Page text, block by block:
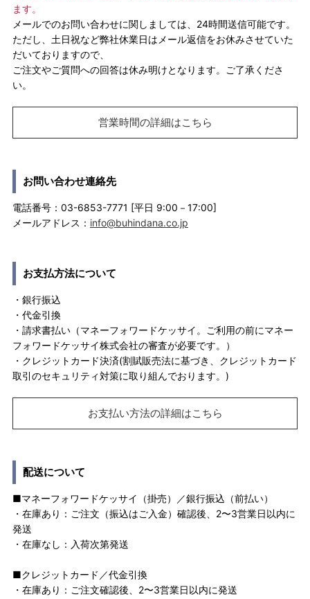
ます。
メールでのお問い合わせに関しましては、24時間送信可能です。
ただし、土日祝など弊社休業日はメール返信をお休みさせていた
だいておりますので、
ご注文やご質問への回答は休み明けとなります。ご了承くださ
い。
営業時間の詳細はこちら
お問い合わせ連絡先
電話番号：03-6853-7771 [平日 9:00－17:00]
メールアドレス： info@buhindana.co.jp
お支払方法について
・銀行振込
・代金引換
・請求書払い（マネーフォワードケッサイ。ご利用の前にマネー
フォワードケッサイ株式会社の審査が必要です。）
・クレジットカード決済(割賦販売法に基づき、クレジットカード
取引のセキュリティ対策に取り組んでおります。)
お支払い方法の詳細はこちら
配送について
■マネーフォワードケッサイ（掛売）／銀行振込（前払い）
・在庫あり：ご注文（振込はご入金）確認後、2〜3営業日以内に
発送
・在庫なし：入荷次第発送
■クレジットカード／代金引換
・在庫あり：ご注文確認後、2〜3営業日以内に発送